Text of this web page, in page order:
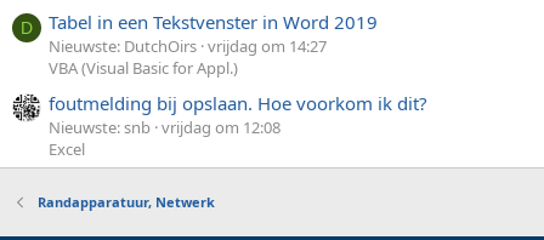
D Tabel in een Tekstvenster in Word 2019
Nieuwste: DutchOirs vrijdag om 14:27
VBA (Visual Basic for Appl.)
foutmelding bij opslaan. Hoe voorkom ik dit?
Nieuwste: snb vrijdag om 12:08
Excel
Randapparatuur, Netwerk